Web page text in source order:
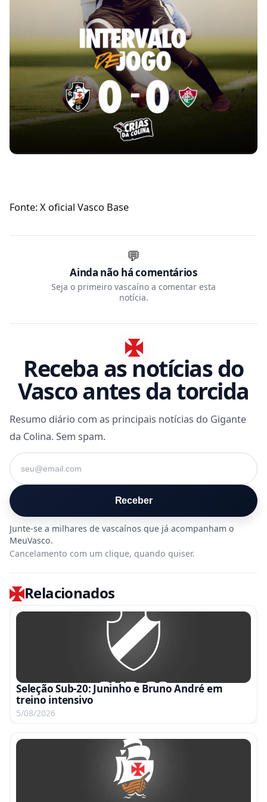
Fonte: X oficial Vasco Base
💬
Ainda não há comentários
Seja o primeiro vascaíno a comentar esta
notícia.
Receba as notícias do
Vasco antes da torcida
Resumo diário com as principais notícias do Gigante
da Colina. Sem spam.
Seu e-mail
Receber
Cancelamento com um clique, quando quiser.
Relacionados
Seleção Sub-20: Juninho e Bruno André em
treino intensivo
5/08/2026